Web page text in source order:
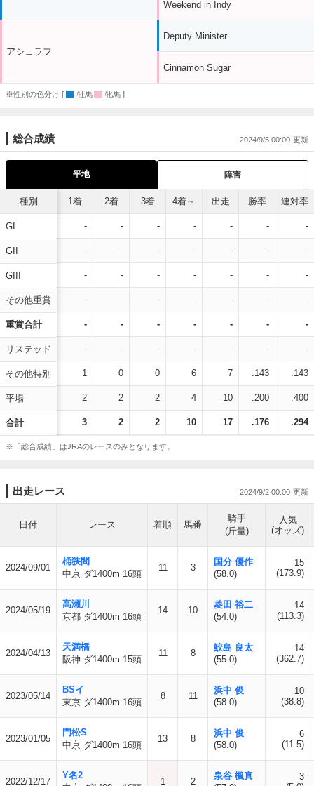
アシェラフ
Weekend in Indy
Deputy Minister
Cinnamon Sugar
※性別の色分け [ :牡馬 :牝馬 ]
総合成績 2024/9/5 00:00
平地 障害
種別
GI
GII
GIII
その他重賞
重賞合計
リステッド
その他特別
平場
合計
1着 2着 3着 4着～ 出走 勝率 連対率
- - - - - - -
- - - - - - -
- - - - - - -
- - - - - - -
- - - - - - -
- - - - - - -
1 0 0 6 7 .143 .143
2 2 2 4 10 .200 .400
3 2 2 10 17 .176 .294
※「総合成績」はJRAのレースのみとなります。
出走レース 2024/9/2 00:00
日付 レース 着順 馬番
騎手
(斤量)
人気
(オッズ)
2024/09/01
桶狭間
中京 ダ1400m 16頭
11 3
国分 優作
(58.0)
15
(173.9)
2024/05/19
高瀬川
京都 ダ1400m 16頭
14 10
菱田 裕二
(54.0)
14
(113.3)
2024/04/13
天満橋
阪神 ダ1400m 15頭
11 8
鮫島 良太
(55.0)
14
(362.7)
2023/05/14
BSイ
東京 ダ1400m 16頭
8 11
浜中 俊
(58.0)
10
(38.8)
2023/01/05
門松S
中京 ダ1400m 16頭
13 8
浜中 俊
(58.0)
6
(11.5)
2022/12/17
Y名2
1 2
泉谷 楓真
3